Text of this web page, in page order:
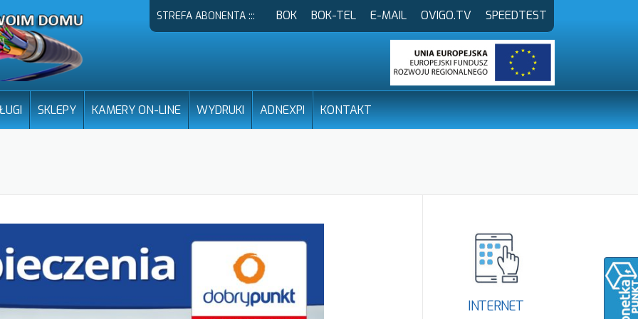
STREFA ABONENTA ::: BOK BOK-TEL E-MAIL OVIGO.TV SPEEDTEST
SKLEPY KAMERY ON-LINE WYDRUKI ADNEXPI KONTAKT
INTERNET